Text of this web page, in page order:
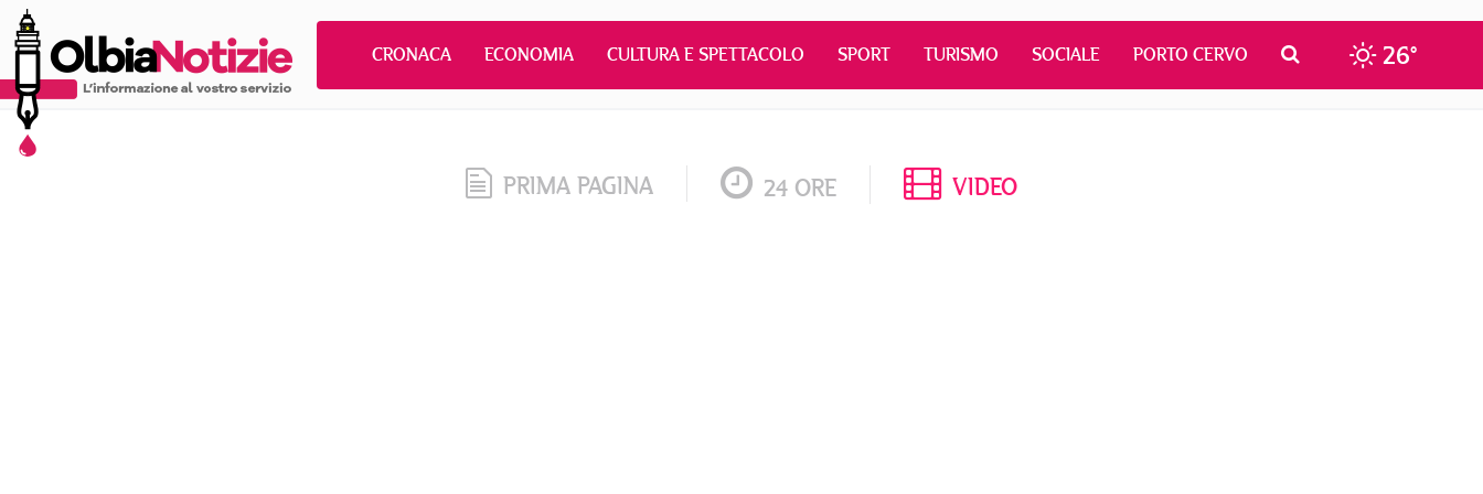
CRONACA ECONOMIA CULTURA E SPETTACOLO SPORT TURISMO SOCIALE PORTO CERVO 26°
PRIMA PAGINA 24 ORE VIDEO